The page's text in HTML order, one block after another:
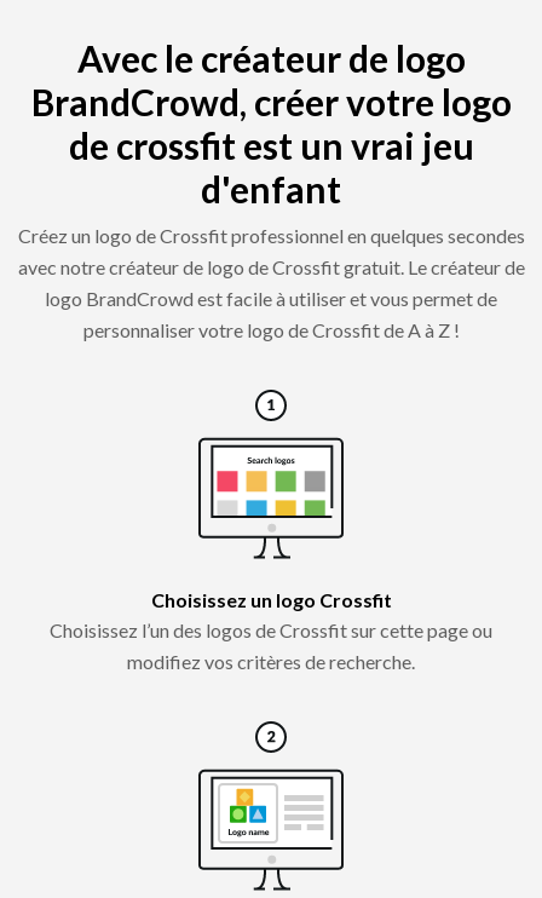
Avec le créateur de logo
BrandCrowd, créer votre logo
de crossfit est un vrai jeu
d'enfant
Créez un logo de Crossfit professionnel en quelques secondes
avec notre créateur de logo de Crossfit gratuit. Le créateur de
logo BrandCrowd est facile à utiliser et vous permet de
personnaliser votre logo de Crossfit de A à Z !
Choisissez un logo Crossfit
Choisissez l’un des logos de Crossfit sur cette page ou
modifiez vos critères de recherche.